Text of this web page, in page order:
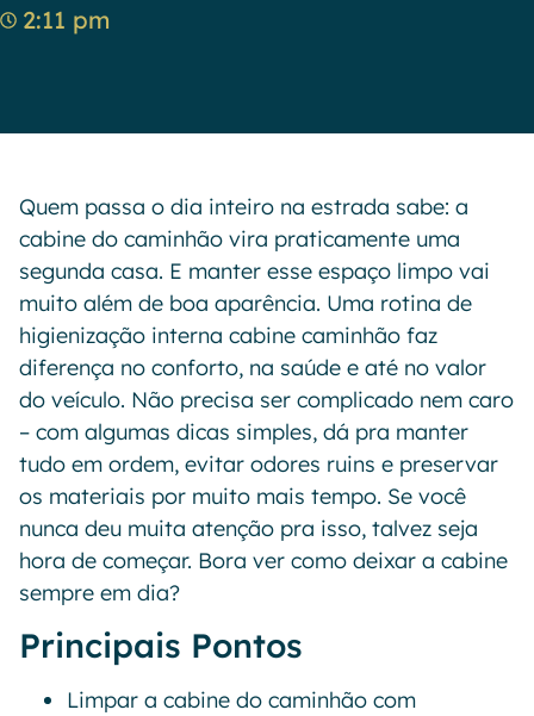
2:11 pm
Quem passa o dia inteiro na estrada sabe: a
cabine do caminhão vira praticamente uma
segunda casa. E manter esse espaço limpo vai
muito além de boa aparência. Uma rotina de
higienização interna cabine caminhão faz
diferença no conforto, na saúde e até no valor
do veículo. Não precisa ser complicado nem caro
– com algumas dicas simples, dá pra manter
tudo em ordem, evitar odores ruins e preservar
os materiais por muito mais tempo. Se você
nunca deu muita atenção pra isso, talvez seja
hora de começar. Bora ver como deixar a cabine
sempre em dia?
Principais Pontos
Limpar a cabine do caminhão com